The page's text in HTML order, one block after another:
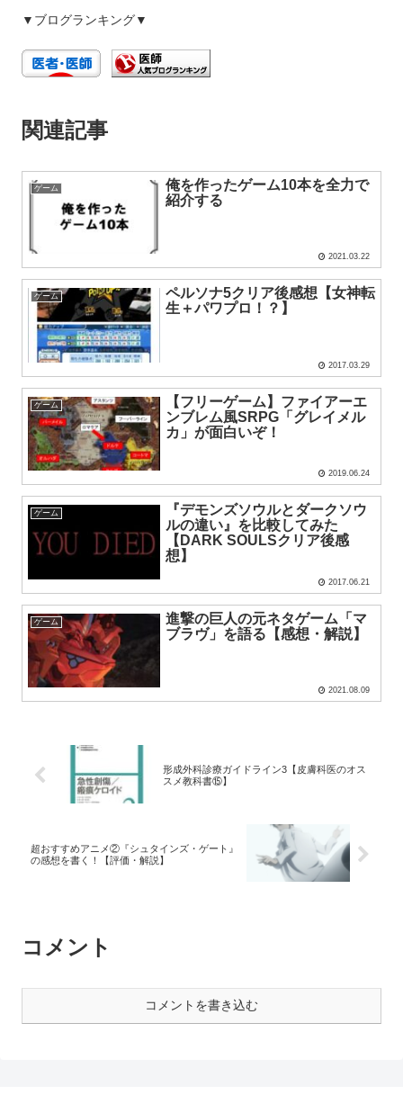
▼ブログランキング▼
関連記事
ゲーム
俺を作ったゲーム10本を全力で
紹介する
2021.03.22
ゲーム
ペルソナ5クリア後感想【女神転
生＋パワプロ！？】
2017.03.29
ゲーム
【フリーゲーム】ファイアーエ
ンブレム風SRPG「グレイメル
カ」が面白いぞ！
2019.06.24
ゲーム
『デモンズソウルとダークソウ
ルの違い』を比較してみた
【DARK SOULSクリア後感
想】
2017.06.21
ゲーム
進撃の巨人の元ネタゲーム「マ
ブラヴ」を語る【感想・解説】
2021.08.09
形成外科診療ガイドライン3【皮膚科医のオス
スメ教科書⑮】
超おすすめアニメ②『シュタインズ・ゲート』
の感想を書く！【評価・解説】
コメント
コメントを書き込む